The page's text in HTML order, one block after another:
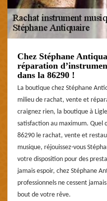
Chez Stéphane
réparation
dans la 86290 !
La boutique chez Stéphane
milieu de rachat, vente et
craignez rien, la boutique à
satisfaction au maximum. Quel
86290 le rachat, vente et
musique, réjouissez-vous
votre disposition pour des
jamais espoir, chez Stéphane
professionnels ne cessent
bout de votre rêve.